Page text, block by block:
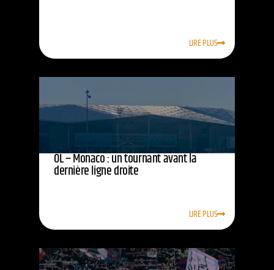
LIRE PLUS
OL – Monaco : un tournant avant la
dernière ligne droite
LIRE PLUS